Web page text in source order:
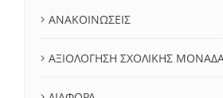
ΑΝΑΚΟΙΝΩΣΕΙΣ
ΑΞΙΟΛΟΓΗΣΗ ΣΧΟΛΙΚΗΣ